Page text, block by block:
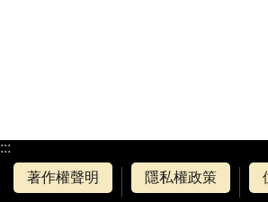
:::
著作權聲明
隱私權政策